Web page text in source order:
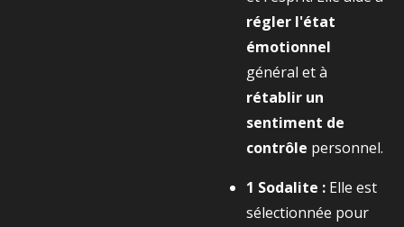
régler l'état
émotionnel
général et à
rétablir un
sentiment de
contrôle personnel.
1 Sodalite : Elle est
sélectionnée pour